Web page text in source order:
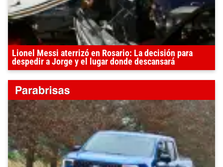
Lionel Messi aterrizó en Rosario: La decisión para
despedir a Jorge y el lugar donde descansará